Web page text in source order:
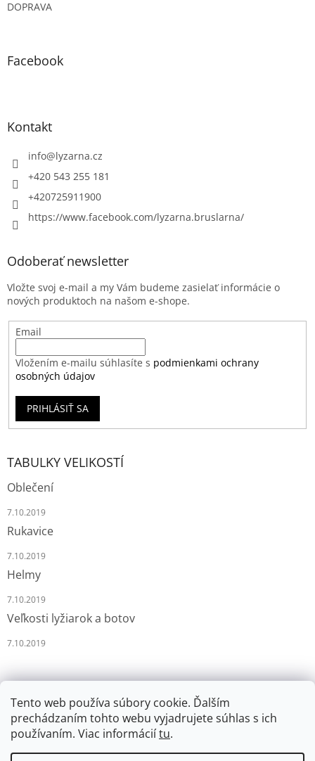
Tento web používa súbory cookie. Ďalším
prechádzaním tohto webu vyjadrujete súhlas s ich
používaním. Viac informáciítu.
DOPRAVA
Facebook
Kontakt
info@lyzarna.cz
+420 543 255 181
+420725911900
https://www.facebook.com/lyzarna.bruslarna/
Odoberať newsletter
Vložte svoj e-mail a my Vám budeme zasielať informácie o
nových produktoch na našom e-shope.
Email
Vložením e-mailu súhlasíte s podmienkami ochrany
osobných údajov
PRIHLÁSIŤ SA
TABULKY VELIKOSTÍ
Oblečení
7.10.2019
Rukavice
7.10.2019
Helmy
7.10.2019
Veľkosti lyžiarok a botov
7.10.2019